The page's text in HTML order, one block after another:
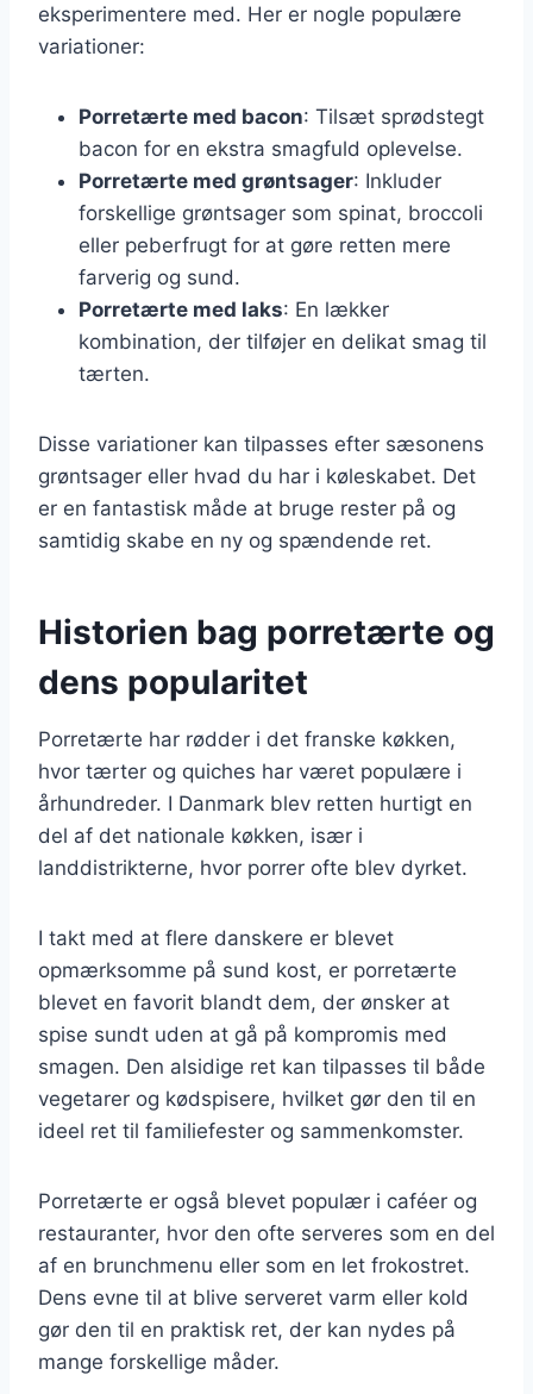
eksperimentere med. Her er nogle populære
variationer:
Porretærte med bacon: Tilsæt sprødstegt
bacon for en ekstra smagfuld oplevelse.
Porretærte med grøntsager: Inkluder
forskellige grøntsager som spinat, broccoli
eller peberfrugt for at gøre retten mere
farverig og sund.
Porretærte med laks: En lækker
kombination, der tilføjer en delikat smag til
tærten.
Disse variationer kan tilpasses efter sæsonens
grøntsager eller hvad du har i køleskabet. Det
er en fantastisk måde at bruge rester på og
samtidig skabe en ny og spændende ret.
Historien bag porretærte og
dens popularitet
Porretærte har rødder i det franske køkken,
hvor tærter og quiches har været populære i
århundreder. I Danmark blev retten hurtigt en
del af det nationale køkken, især i
landdistrikterne, hvor porrer ofte blev dyrket.
I takt med at flere danskere er blevet
opmærksomme på sund kost, er porretærte
blevet en favorit blandt dem, der ønsker at
spise sundt uden at gå på kompromis med
smagen. Den alsidige ret kan tilpasses til både
vegetarer og kødspisere, hvilket gør den til en
ideel ret til familiefester og sammenkomster.
Porretærte er også blevet populær i caféer og
restauranter, hvor den ofte serveres som en del
af en brunchmenu eller som en let frokostret.
Dens evne til at blive serveret varm eller kold
gør den til en praktisk ret, der kan nydes på
mange forskellige måder.